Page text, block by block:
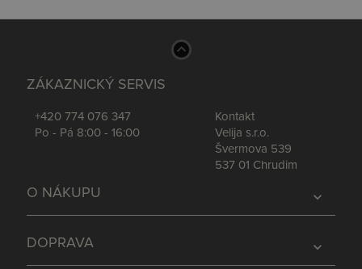
ZÁKAZNICKÝ SERVIS
+420 774 076 347
Po - Pá 8:00 - 16:00
Kontakt
Velija s.r.o.
Švermova 539
537 01 Chrudim
expand_more
O NÁKUPU
expand_more
DOPRAVA